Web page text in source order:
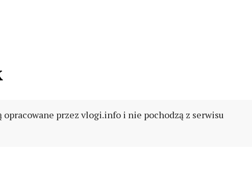
opracowane przez vlogi.info i nie pochodzą z serwisu